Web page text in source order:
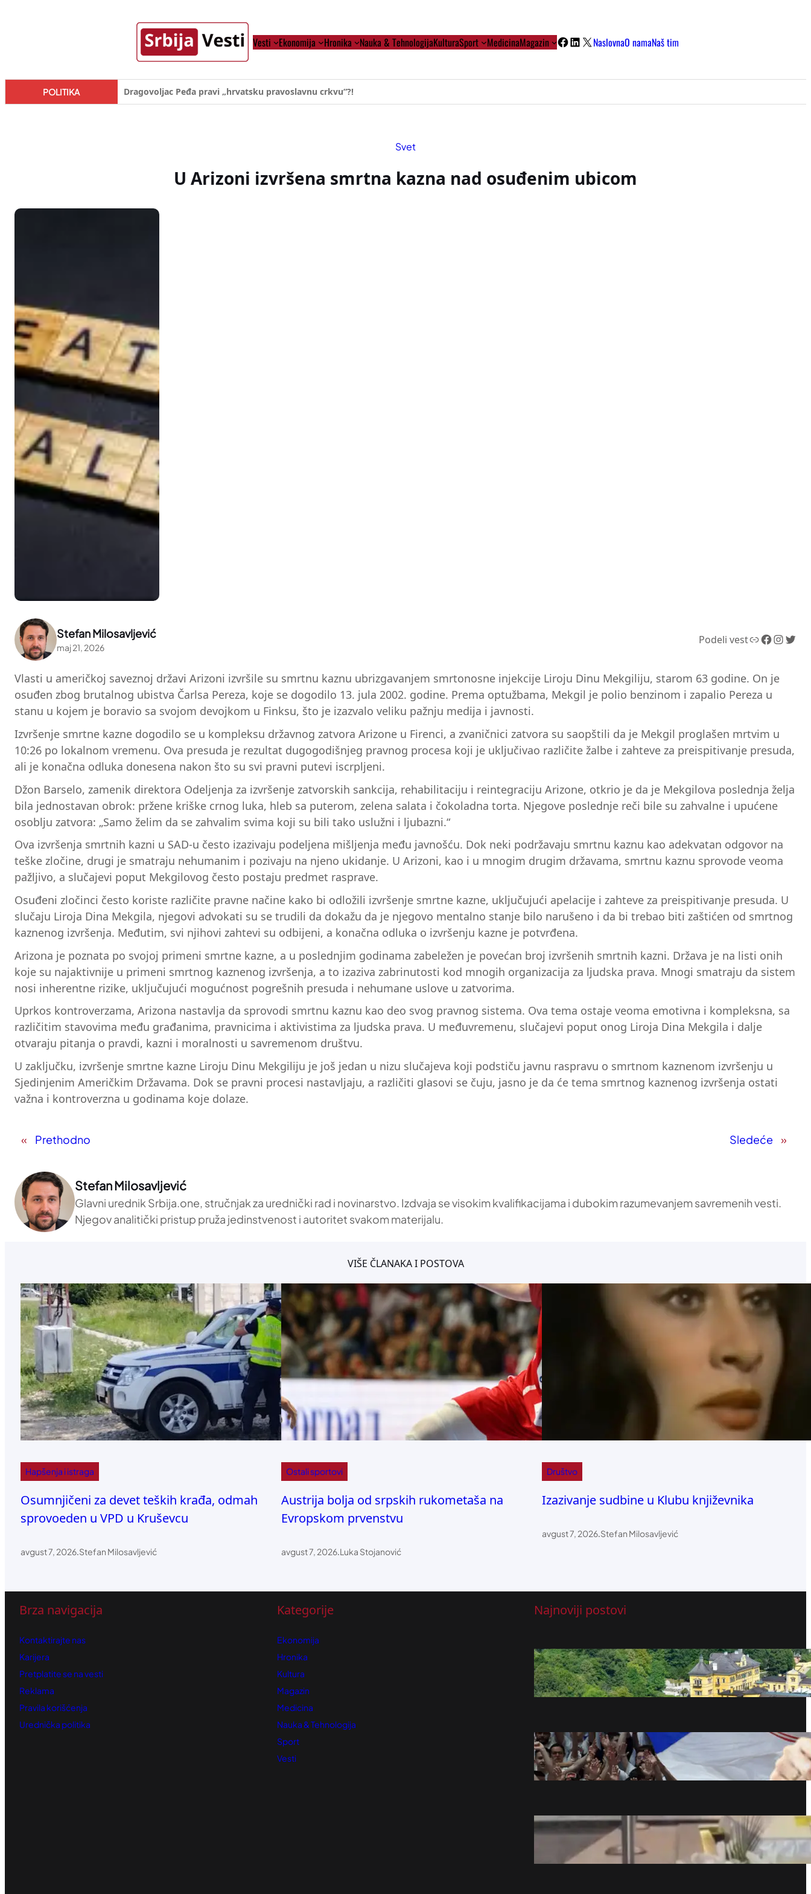
Vesti Ekonomija Hronika Nauka & TehnologijaKulturaSport MedicinaMagazin Facebook
LinkedIn
X NaslovnaO namaNaš tim
POLITIKA Đilas/Šolak propaganda uspela u dehumanizaciji Vučića
Svet
U Arizoni izvršena smrtna kazna nad osuđenim ubicom
Stefan Milosavljević
maj 21, 2026
Podeli vestLink Facebook InstagramTwitter
Vlasti u američkoj saveznoj državi Arizoni izvršile su smrtnu kaznu ubrizgavanjem smrtonosne injekcije Liroju Dinu Mekgiliju, starom 63 godine. On je
osuđen zbog brutalnog ubistva Čarlsa Pereza, koje se dogodilo 13. jula 2002. godine. Prema optužbama, Mekgil je polio benzinom i zapalio Pereza u
stanu u kojem je boravio sa svojom devojkom u Finksu, što je izazvalo veliku pažnju medija i javnosti.
Izvršenje smrtne kazne dogodilo se u kompleksu državnog zatvora Arizone u Firenci, a zvaničnici zatvora su saopštili da je Mekgil proglašen mrtvim u
10:26 po lokalnom vremenu. Ova presuda je rezultat dugogodišnjeg pravnog procesa koji je uključivao različite žalbe i zahteve za preispitivanje presuda,
ali je konačna odluka donesena nakon što su svi pravni putevi iscrpljeni.
Džon Barselo, zamenik direktora Odeljenja za izvršenje zatvorskih sankcija, rehabilitaciju i reintegraciju Arizone, otkrio je da je Mekgilova poslednja želja
bila jednostavan obrok: pržene kriške crnog luka, hleb sa puterom, zelena salata i čokoladna torta. Njegove poslednje reči bile su zahvalne i upućene
osoblju zatvora: „Samo želim da se zahvalim svima koji su bili tako uslužni i ljubazni.“
Ova izvršenja smrtnih kazni u SAD-u često izazivaju podeljena mišljenja među javnošću. Dok neki podržavaju smrtnu kaznu kao adekvatan odgovor na
teške zločine, drugi je smatraju nehumanim i pozivaju na njeno ukidanje. U Arizoni, kao i u mnogim drugim državama, smrtnu kaznu sprovode veoma
pažljivo, a slučajevi poput Mekgilovog često postaju predmet rasprave.
Osuđeni zločinci često koriste različite pravne načine kako bi odložili izvršenje smrtne kazne, uključujući apelacije i zahteve za preispitivanje presuda. U
slučaju Liroja Dina Mekgila, njegovi advokati su se trudili da dokažu da je njegovo mentalno stanje bilo narušeno i da bi trebao biti zaštićen od smrtnog
kaznenog izvršenja. Međutim, svi njihovi zahtevi su odbijeni, a konačna odluka o izvršenju kazne je potvrđena.
Arizona je poznata po svojoj primeni smrtne kazne, a u poslednjim godinama zabeležen je povećan broj izvršenih smrtnih kazni. Država je na listi onih
koje su najaktivnije u primeni smrtnog kaznenog izvršenja, a to izaziva zabrinutosti kod mnogih organizacija za ljudska prava. Mnogi smatraju da sistem
nosi inherentne rizike, uključujući mogućnost pogrešnih presuda i nehumane uslove u zatvorima.
Uprkos kontroverzama, Arizona nastavlja da sprovodi smrtnu kaznu kao deo svog pravnog sistema. Ova tema ostaje veoma emotivna i kompleksna, sa
različitim stavovima među građanima, pravnicima i aktivistima za ljudska prava. U međuvremenu, slučajevi poput onog Liroja Dina Mekgila i dalje
otvaraju pitanja o pravdi, kazni i moralnosti u savremenom društvu.
U zaključku, izvršenje smrtne kazne Liroju Dinu Mekgiliju je još jedan u nizu slučajeva koji podstiču javnu raspravu o smrtnom kaznenom izvršenju u
Sjedinjenim Američkim Državama. Dok se pravni procesi nastavljaju, a različiti glasovi se čuju, jasno je da će tema smrtnog kaznenog izvršenja ostati
važna i kontroverzna u godinama koje dolaze.
« Prethodno Sledeće »
Stefan Milosavljević
Glavni urednik Srbija.one, stručnjak za urednički rad i novinarstvo. Izdvaja se visokim kvalifikacijama i dubokim razumevanjem savremenih vesti.
Njegov analitički pristup pruža jedinstvenost i autoritet svakom materijalu.
VIŠE ČLANAKA I POSTOVA
Hapšenja i istraga
Osumnjičeni za devet teških krađa, odmah
sprovoeden u VPD u Kruševcu
avgust 7, 2026.Stefan Milosavljević
Ostali sportovi
Austrija bolja od srpskih rukometaša na
Evropskom prvenstvu
avgust 7, 2026.Luka Stojanović
Društvo
Izazivanje sudbine u Klubu književnika
avgust 7, 2026.Stefan Milosavljević
Brza navigacija
Kontaktirajte nas
Karijera
Pretplatite se na vesti
Reklama
Pravila korišćenja
Urednička politika
Kategorije
Ekonomija
Hronika
Kultura
Magazin
Medicina
Nauka & Tehnologija
Sport
Vesti
Najnoviji postovi
šta videti u gradu Mocarta i barokne
arhitekture
avgust 7, 2026
Zvezda Realu krade sjajnog šutera
avgust 7, 2026
Na groblju Lešće na kremaciju u belom
kovčegu ispraćena LJudmila, Ruskinja
koju je ubio Turčin